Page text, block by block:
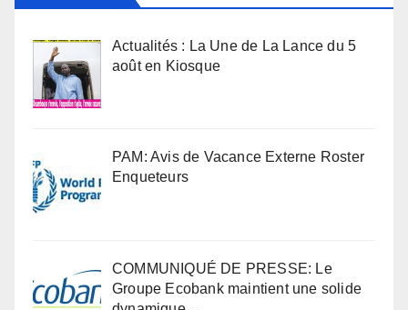
Actualités : La Une de La Lance du 5
août en Kiosque
PAM: Avis de Vacance Externe Roster
Enqueteurs
COMMUNIQUÉ DE PRESSE: Le
Groupe Ecobank maintient une solide